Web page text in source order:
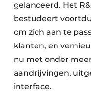
gelanceerd. Het
bestudeert
om zich aan te
klanten, en
nu met onder
aandrijvingen,
interface.